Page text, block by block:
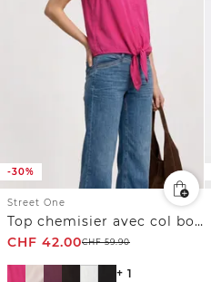
-30%
Street One
Top chemisier avec col bowling et nœuds
CHF 42.00CHF59.90
+ 1